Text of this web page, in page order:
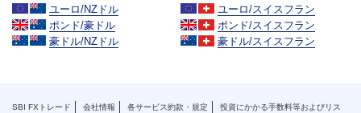
ユーロ/NZドル
ユーロ/スイスフラン
ポンド/豪ドル
ポンド/スイスフラン
豪ドル/NZドル
豪ドル/スイスフラン
SBI FXトレード 会社情報 各サービス約款・規定 投資にかかる手数料等およびリス